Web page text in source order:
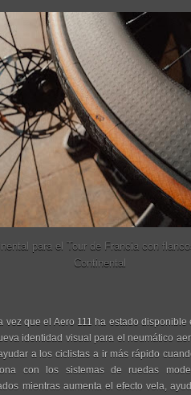
para el Tour de Francia con
Continental
vez que el Aero 111 ha estado disponible
identidad visual para el neumático
a los ciclistas a ir más rápido
con los sistemas de ruedas
mientras aumenta el efecto vela,